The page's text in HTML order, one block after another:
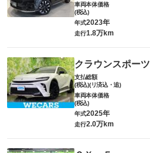
車両本体価格
(税込)
年式2023年
走行1.8万km
クラウンスポーツ
支払総額
(税込)(リ済込・追)
車両本体価格
(税込)
年式2025年
走行2.0万km